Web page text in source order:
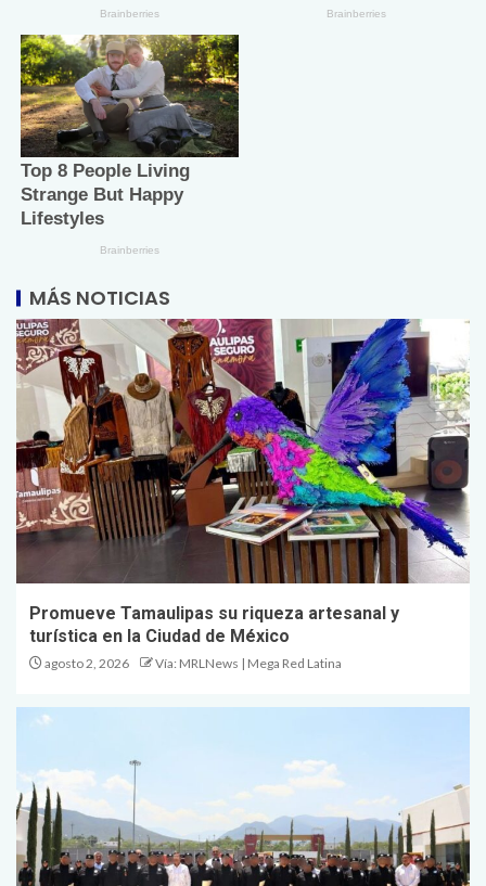
MÁS NOTICIAS
Promueve Tamaulipas su riqueza artesanal y
turística en la Ciudad de México
agosto 2, 2026 Vía: MRLNews | Mega Red Latina